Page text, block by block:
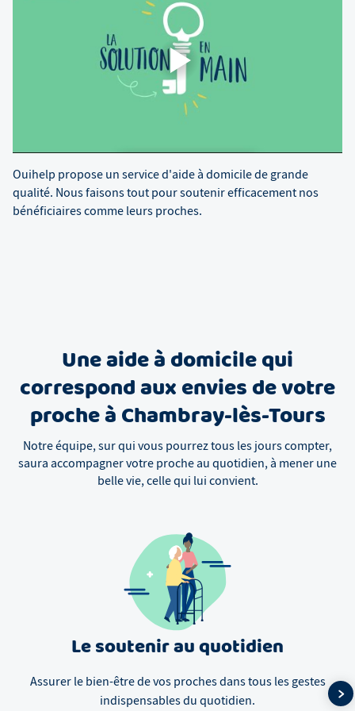
Ouihelp propose un service d'aide à domicile de grande
qualité. Nous faisons tout pour soutenir efficacement nos
bénéficiaires comme leurs proches.
Une aide à domicile qui
correspond aux envies de votre
proche à Chambray-lès-Tours
Notre équipe, sur qui vous pourrez tous les jours compter,
saura accompagner votre proche au quotidien, à mener une
belle vie, celle qui lui convient.
Le soutenir au quotidien
Assurer le bien-être de vos proches dans tous les gestes
indispensables du quotidien.